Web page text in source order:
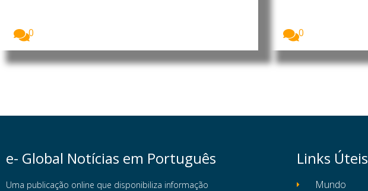
0
0
e- Global Notícias em Português
Uma publicação online que disponibiliza informação
Links Úteis
Mundo